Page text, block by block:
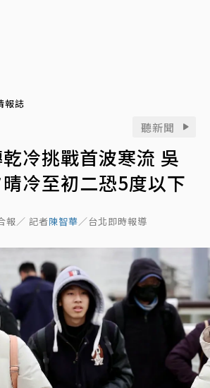
報誌
聽新聞
冷挑戰首波寒流 吳
冷至初二恐5度以下
報／ 記者陳智華／台北即時報導